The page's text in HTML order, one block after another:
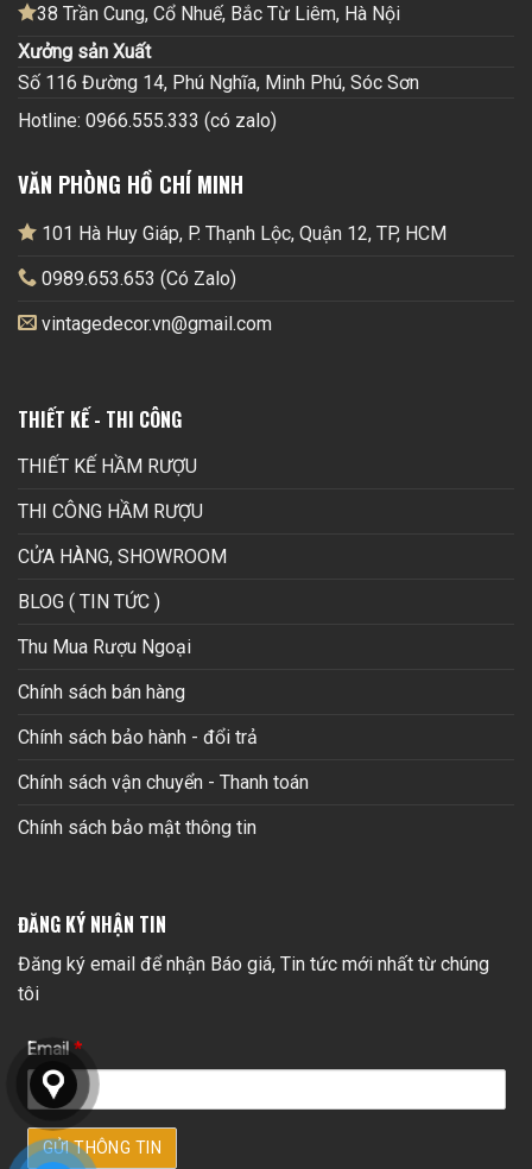
38 Trần Cung, Cổ Nhuế, Bắc Từ Liêm, Hà Nội
Xưởng sản Xuất
Số 116 Đường 14, Phú Nghĩa, Minh Phú, Sóc Sơn
Hotline: 0966.555.333 (có zalo)
VĂN PHÒNG HỒ CHÍ MINH
101 Hà Huy Giáp, P. Thạnh Lộc, Quận 12, TP, HCM
0989.653.653 (Có Zalo)
vintagedecor.vn@gmail.com
THIẾT KẾ - THI CÔNG
THIẾT KẾ HẦM RƯỢU
THI CÔNG HẦM RƯỢU
CỬA HÀNG, SHOWROOM
BLOG ( TIN TỨC )
Thu Mua Rượu Ngoại
Chính sách bán hàng
Chính sách bảo hành - đổi trả
Chính sách vận chuyển - Thanh toán
Chính sách bảo mật thông tin
ĐĂNG KÝ NHẬN TIN
Đăng ký email để nhận Báo giá, Tin tức mới nhất từ chúng
tôi
Email *